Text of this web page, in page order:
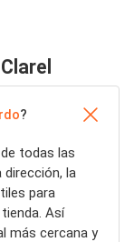
?
todas las
dirección, la
para
Así
más cercana y